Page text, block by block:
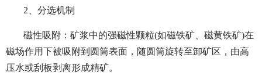
2、分选机制
磁性吸附：矿浆中的强磁性颗粒(如磁铁矿、磁黄铁矿)在
磁场作用下被吸附到圆筒表面，随圆筒旋转至卸矿区，由高
压水或刮板剥离形成精矿。